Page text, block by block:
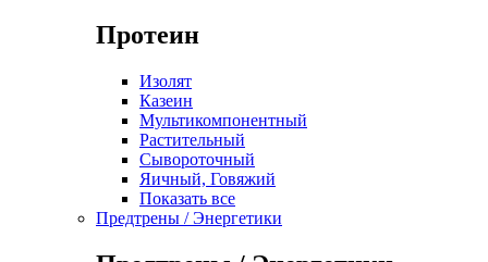
Протеин
Изолят
Казеин
Мультикомпонентный
Растительный
Сывороточный
Яичный, Говяжий
Показать все
Предтрены / Энергетики